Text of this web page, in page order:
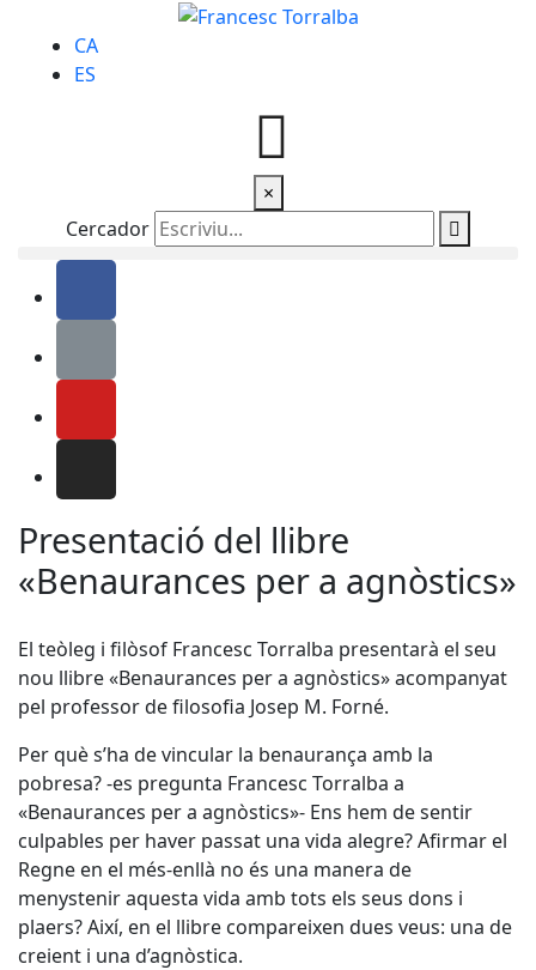
CA
ES
×
Cercador
Presentació del llibre
«Benaurances per a agnòstics»
El teòleg i filòsof Francesc Torralba presentarà el seu
nou llibre «Benaurances per a agnòstics» acompanyat
pel professor de filosofia Josep M. Forné.
Per què s’ha de vincular la benaurança amb la
pobresa? -es pregunta Francesc Torralba a
«Benaurances per a agnòstics»- Ens hem de sentir
culpables per haver passat una vida alegre? Afirmar el
Regne en el més-enllà no és una manera de
menystenir aquesta vida amb tots els seus dons i
plaers? Així, en el llibre compareixen dues veus: una de
creient i una d’agnòstica.